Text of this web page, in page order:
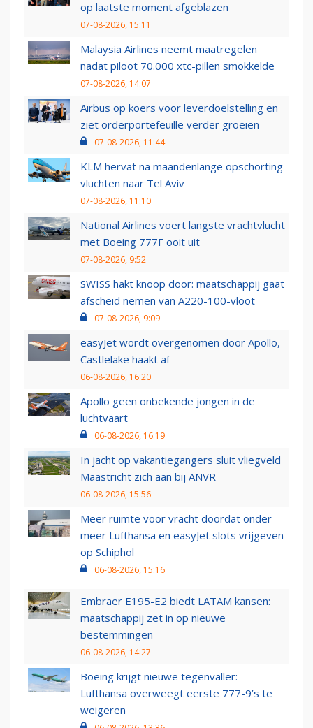
op laatste moment afgeblazen
07-08-2026, 15:11
Malaysia Airlines neemt maatregelen
nadat piloot 70.000 xtc-pillen smokkelde
07-08-2026, 14:07
Airbus op koers voor leverdoelstelling en
ziet orderportefeuille verder groeien
07-08-2026, 11:44
KLM hervat na maandenlange opschorting
vluchten naar Tel Aviv
07-08-2026, 11:10
National Airlines voert langste vrachtvlucht
met Boeing 777F ooit uit
07-08-2026, 9:52
SWISS hakt knoop door: maatschappij gaat
afscheid nemen van A220-100-vloot
07-08-2026, 9:09
easyJet wordt overgenomen door Apollo,
Castlelake haakt af
06-08-2026, 16:20
Apollo geen onbekende jongen in de
luchtvaart
06-08-2026, 16:19
In jacht op vakantiegangers sluit vliegveld
Maastricht zich aan bij ANVR
06-08-2026, 15:56
Meer ruimte voor vracht doordat onder
meer Lufthansa en easyJet slots vrijgeven
op Schiphol
06-08-2026, 15:16
Embraer E195-E2 biedt LATAM kansen:
maatschappij zet in op nieuwe
bestemmingen
06-08-2026, 14:27
Boeing krijgt nieuwe tegenvaller:
Lufthansa overweegt eerste 777-9’s te
weigeren